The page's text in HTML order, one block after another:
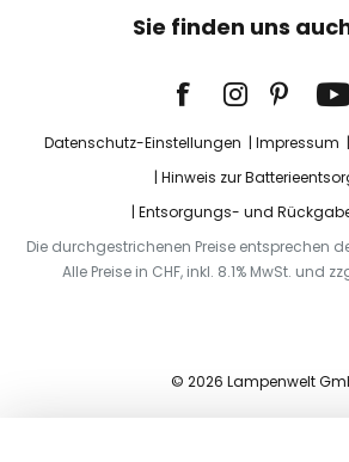
Sie finden uns
Datenschutz-Einstellungen Impressum
Hinweis zur
Entsorgungs- und
Die durchgestrichenen Preise entsprechen
Alle Preise in CHF, inkl. 8.1% MwSt. und
© 2026 Lampenwelt